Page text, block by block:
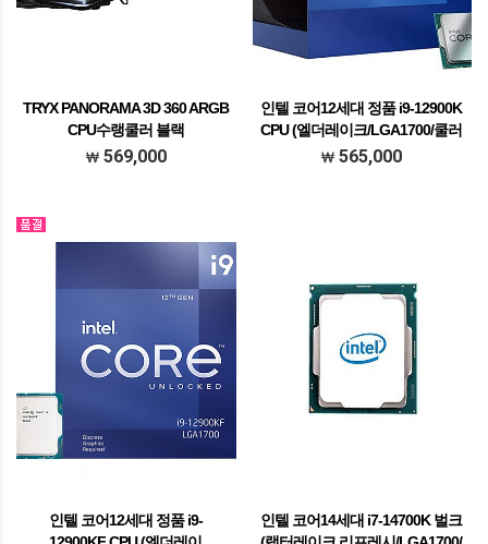
TRYX PANORAMA 3D 360 ARGB
CPU수랭쿨러 블랙
569,000
인텔 코어12세대 정품 i9-12900K
CPU (엘더레이크/LGA1700/쿨러
미포함)
565,000
인텔 코어12세대 정품 i9-
인텔 코어14세대 i7-14700K 벌크